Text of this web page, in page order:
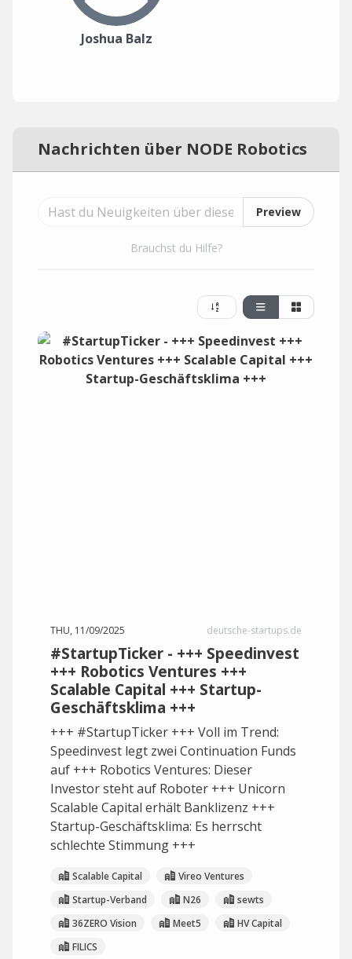
Joshua Balz
Nachrichten über NODE Robotics
Preview
Brauchst du Hilfe?
THU, 11/09/2025 deutsche-startups.de
#StartupTicker - +++ Speedinvest
+++ Robotics Ventures +++
Scalable Capital +++ Startup-
Geschäftsklima +++
+++ #StartupTicker +++ Voll im Trend:
Speedinvest legt zwei Continuation Funds
auf +++ Robotics Ventures: Dieser
Investor steht auf Roboter +++ Unicorn
Scalable Capital erhält Banklizenz +++
Startup-Geschäftsklima: Es herrscht
schlechte Stimmung +++
Scalable Capital
Vireo Ventures
Startup-Verband
N26
sewts
36ZERO Vision
Meet5
HV Capital
FILICS